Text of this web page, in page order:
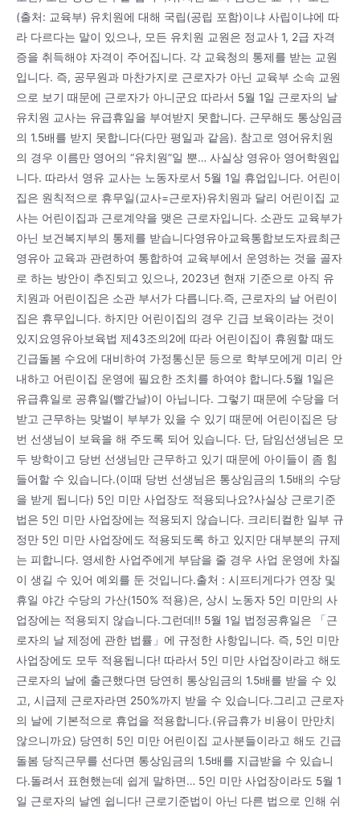
(출처: 교육부) 유치원에 대해 국립(공립 포함)이냐 사립이냐에 따
라 다르다는 말이 있으나, 모든 유치원 교원은 정교사 1, 2급 자격
증을 취득해야 자격이 주어집니다. 각 교육청의 통제를 받는 교원
입니다. 즉, 공무원과 마찬가지로 근로자가 아닌 교육부 소속 교원
으로 보기 때문에 근로자가 아니군요 따라서 5월 1일 근로자의 날
유치원 교사는 유급휴일을 부여받지 못합니다. 근무해도 통상임금
의 1.5배를 받지 못합니다(다만 평일과 같음). 참고로 영어유치원
의 경우 이름만 영어의 “유치원”일 뿐… 사실상 영유아 영어학원입
니다. 따라서 영유 교사는 노동자로서 5월 1일 휴업입니다. 어린이
집은 원칙적으로 휴무일(교사=근로자)유치원과 달리 어린이집 교
사는 어린이집과 근로계약을 맺은 근로자입니다. 소관도 교육부가
아닌 보건복지부의 통제를 받습니다영유아교육통합보도자료최근
영유아 교육과 관련하여 통합하여 교육부에서 운영하는 것을 골자
로 하는 방안이 추진되고 있으나, 2023년 현재 기준으로 아직 유
치원과 어린이집은 소관 부서가 다릅니다.즉, 근로자의 날 어린이
집은 휴무입니다. 하지만 어린이집의 경우 긴급 보육이라는 것이
있지요영유아보육법 제43조의2에 따라 어린이집이 휴원할 때도
긴급돌봄 수요에 대비하여 가정통신문 등으로 학부모에게 미리 안
내하고 어린이집 운영에 필요한 조치를 하여야 합니다.5월 1일은
유급휴일로 공휴일(빨간날)이 아닙니다. 그렇기 때문에 수당을 더
받고 근무하는 맞벌이 부부가 있을 수 있기 때문에 어린이집은 당
번 선생님이 보육을 해 주도록 되어 있습니다. 단, 담임선생님은 모
두 방학이고 당번 선생님만 근무하고 있기 때문에 아이들이 좀 힘
들어할 수 있습니다.(이때 당번 선생님은 통상임금의 1.5배의 수당
을 받게 됩니다) 5인 미만 사업장도 적용되나요?사실상 근로기준
법은 5인 미만 사업장에는 적용되지 않습니다. 크리티컬한 일부 규
정만 5인 미만 사업장에도 적용되도록 하고 있지만 대부분의 규제
는 피합니다. 영세한 사업주에게 부담을 줄 경우 사업 운영에 차질
이 생길 수 있어 예외를 둔 것입니다.출처 : 시프티게다가 연장 및
휴일 야간 수당의 가산(150% 적용)은, 상시 노동자 5인 미만의 사
업장에는 적용되지 않습니다.그런데!! 5월 1일 법정공휴일은 「근
로자의 날 제정에 관한 법률」에 규정한 사항입니다. 즉, 5인 미만
사업장에도 모두 적용됩니다! 따라서 5인 미만 사업장이라고 해도
근로자의 날에 출근했다면 당연히 통상임금의 1.5배를 받을 수 있
고, 시급제 근로자라면 250%까지 받을 수 있습니다.그리고 근로자
의 날에 기본적으로 휴업을 적용합니다.(유급휴가 비용이 만만치
않으니까요) 당연히 5인 미만 어린이집 교사분들이라고 해도 긴급
돌봄 당직근무를 선다면 통상임금의 1.5배를 지급받을 수 있습니
다.돌려서 표현했는데 쉽게 말하면… 5인 미만 사업장이라도 5월 1
일 근로자의 날엔 쉽니다! 근로기준법이 아닌 다른 법으로 인해 쉬